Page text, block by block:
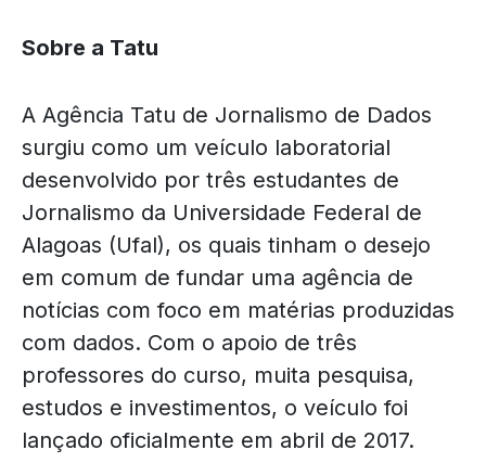
Sobre a Tatu
A Agência Tatu de Jornalismo de Dados
surgiu como um veículo laboratorial
desenvolvido por três estudantes de
Jornalismo da Universidade Federal de
Alagoas (Ufal), os quais tinham o desejo
em comum de fundar uma agência de
notícias com foco em matérias produzidas
com dados. Com o apoio de três
professores do curso, muita pesquisa,
estudos e investimentos, o veículo foi
lançado oficialmente em abril de 2017.